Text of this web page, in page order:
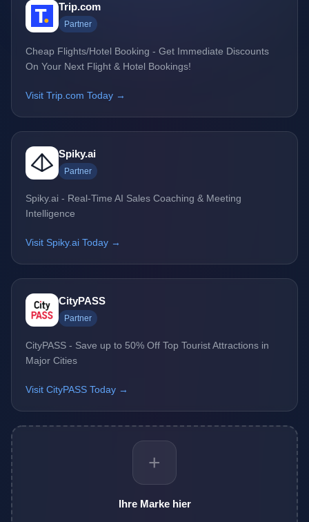
Trip.com
Partner
Cheap Flights/Hotel Booking - Get Immediate Discounts
On Your Next Flight & Hotel Bookings!
Visit Trip.com Today →
Spiky.ai
Partner
Spiky.ai - Real-Time AI Sales Coaching & Meeting
Intelligence
Visit Spiky.ai Today →
CityPASS
Partner
CityPASS - Save up to 50% Off Top Tourist Attractions in
Major Cities
Visit CityPASS Today →
+
Ihre Marke hier